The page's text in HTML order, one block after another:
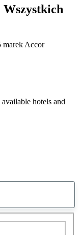
Wszystkich
marek Accor
hotels and